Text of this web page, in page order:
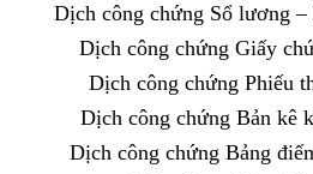
Dịch công chứng Sổ lương
Dịch công chứng Giấy
Dịch công chứng Phiếu
Dịch công chứng Bản kê
Dịch công chứng Bảng